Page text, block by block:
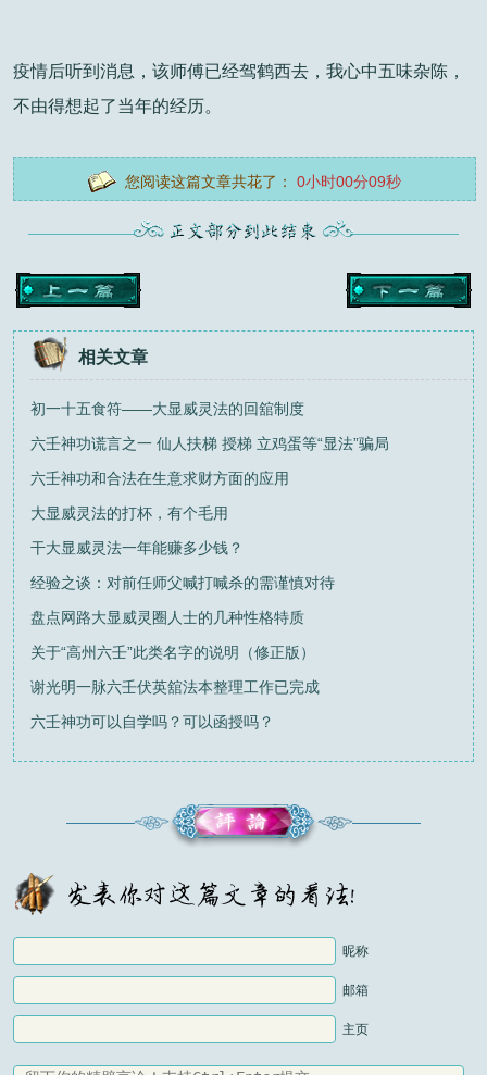
疫情后听到消息，该师傅已经驾鹤西去，我心中五味杂陈，
不由得想起了当年的经历。
您阅读这篇文章共花了： 0小时00分10秒
相关文章
初一十五食符——大显威灵法的回舘制度
六壬神功谎言之一 仙人扶梯 授梯 立鸡蛋等“显法”骗局
六壬神功和合法在生意求财方面的应用
大显威灵法的打杯，有个毛用
干大显威灵法一年能赚多少钱？
经验之谈：对前任师父喊打喊杀的需谨慎对待
盘点网路大显威灵圈人士的几种性格特质
关于“高州六壬”此类名字的说明（修正版）
谢光明一脉六壬伏英舘法本整理工作已完成
六壬神功可以自学吗？可以函授吗？
昵称
邮箱
主页